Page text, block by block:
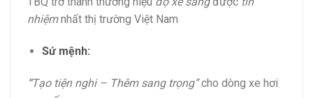
nhiệmnhất thị trường Việt Nam
Sứ mệnh:
“Tạo tiện nghi – Thêm sang trọng”cho dòng xe hơi